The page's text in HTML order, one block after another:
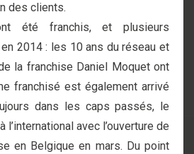
des clients.
été franchis, et plusieurs
2014 : les 10 ans du réseau et
la franchise Daniel Moquet ont
franchisé est également arrivé
dans les caps passés, le
l’international avec l’ouverture de
en Belgique en mars. Du point